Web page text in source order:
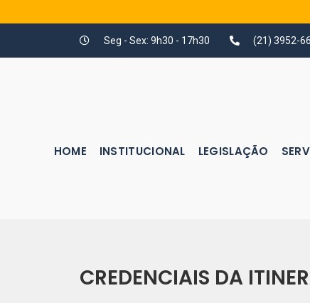
Seg - Sex: 9h30 - 17h30 (21) 3952-
HOME INSTITUCIONAL LEGISLAÇÃO
CREDENCIAIS DA